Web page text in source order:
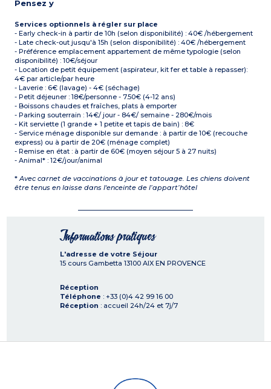
Pensez y
Services optionnels à régler sur place
- Early check-in à partir de 10h (selon disponibilité) : 40€ /hébergement
- Late check-out jusqu'à 15h (selon disponibilité) : 40€ /hébergement
- Préférence emplacement appartement de même typologie (selon
disponibilité) : 10€/séjour
- Location de petit équipement (aspirateur, kit fer et table à repasser):
4€ par article/par heure
- Laverie : 6€ (lavage) - 4€ (séchage)
- Petit déjeuner : 18€/personne - 7.50€ (4-12 ans)
- Boissons chaudes et fraîches, plats à emporter
- Parking souterrain : 14€/ jour - 84€/ semaine - 280€/mois
- Kit serviette (1 grande + 1 petite et tapis de bain) : 8€
- Service ménage disponible sur demande : à partir de 10€ (recouche
express) ou à partir de 20€ (ménage complet)
- Remise en état : à partir de 60€ (moyen séjour 5 à 27 nuits)
- Animal* : 12€/jour/animal
*Avec carnet de vaccinations à jour et tatouage. Les chiens doivent
être tenus en laisse dans l'enceinte de l’appart’hôtel
Informations pratiques
L'adresse de votre Séjour
15 cours Gambetta 13100 AIX EN PROVENCE
Réception
Téléphone : +33 (0)4 42 99 16 00
Réception : accueil 24h/24 et 7j/7